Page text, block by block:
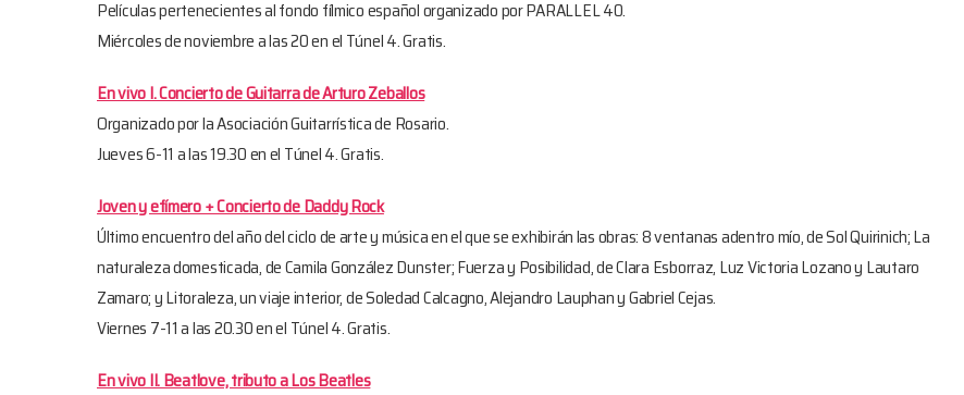
Películas pertenecientes al fondo fílmico español organizado por PARALLEL 40.
Miércoles de noviembre a las 20 en el Túnel 4. Gratis.
En vivo I. Concierto de Guitarra de Arturo Zeballos
Organizado por la Asociación Guitarrística de Rosario.
Jueves 6-11 a las 19.30 en el Túnel 4. Gratis.
Joven y efímero + Concierto de Daddy Rock
Último encuentro del año del ciclo de arte y música en el que se exhibirán las obras: 8 ventanas adentro mío, de Sol Quirinich; La
naturaleza domesticada, de Camila González Dunster; Fuerza y Posibilidad, de Clara Esborraz, Luz Victoria Lozano y Lautaro
Zamaro; y Litoraleza, un viaje interior, de Soledad Calcagno, Alejandro Lauphan y Gabriel Cejas.
Viernes 7-11 a las 20.30 en el Túnel 4. Gratis.
En vivo II. Beatlove, tributo a Los Beatles